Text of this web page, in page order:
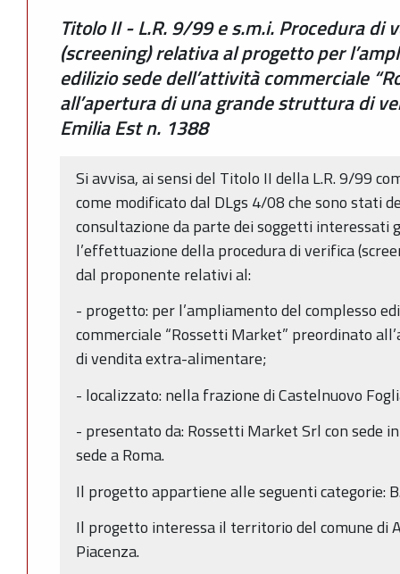
Titolo II - L.R. 9/99 e s.m.i. Procedura di
(screening) relativa al progetto per
edilizio sede dell’attività commerciale
all’apertura di una grande struttura di
Emilia Est n. 1388
Si avvisa, ai sensi del Titolo II della L.R. 9/99
come modificato dal DLgs 4/08 che sono stati
consultazione da parte dei soggetti
l’effettuazione della procedura di verifica
dal proponente relativi al:
- progetto: per l’ampliamento del complesso
commerciale “Rossetti Market” preordinato
di vendita extra-alimentare;
- localizzato: nella frazione di Castelnuovo
- presentato da: Rossetti Market Srl con sede in
sede a Roma.
Il progetto appartiene alle seguenti categorie:
Il progetto interessa il territorio del comune di
Piacenza.